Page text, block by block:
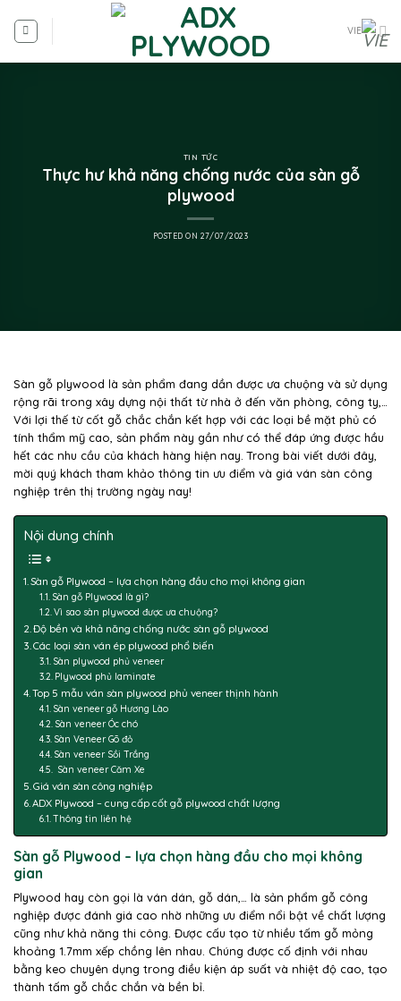
VIE
TIN TỨC
Thực hư khả năng chống nước của sàn gỗ
plywood
POSTED ON 27/07/2023
Sàn gỗ plywood là sản phẩm đang dần được ưa chuộng và sử dụng
rộng rãi trong xây dựng nội thất từ nhà ở đến văn phòng, công ty,…
Với lợi thế từ cốt gỗ chắc chắn kết hợp với các loại bề mặt phủ có
tính thẩm mỹ cao, sản phẩm này gần như có thể đáp ứng được hầu
hết các nhu cầu của khách hàng hiện nay. Trong bài viết dưới đây,
mời quý khách tham khảo thông tin ưu điểm và giá ván sàn công
nghiệp trên thị trường ngày nay!
Nội dung chính
Sàn gỗ Plywood – lựa chọn hàng đầu cho mọi không gian
Sàn gỗ Plywood là gì?
Vì sao sàn plywood được ưa chuộng?
Độ bền và khả năng chống nước sàn gỗ plywood
Các loại sàn ván ép plywood phổ biến
Sàn plywood phủ veneer
Plywood phủ laminate
Top 5 mẫu ván sàn plywood phủ veneer thịnh hành
Sàn veneer gỗ Hương Lào
Sàn veneer Óc chó
Sàn Veneer Gõ đỏ
Sàn veneer Sồi Trắng
Sàn veneer Căm Xe
Giá ván sàn công nghiệp
ADX Plywood – cung cấp cốt gỗ plywood chất lượng
Thông tin liên hệ
Sàn gỗ Plywood – lựa chọn hàng đầu cho mọi không
gian
Plywood hay còn gọi là ván dán, gỗ dán,… là sản phẩm gỗ công
nghiệp được đánh giá cao nhờ những ưu điểm nổi bật về chất lượng
cũng như khả năng thi công. Được cấu tạo từ nhiều tấm gỗ mỏng
khoảng 1.7mm xếp chồng lên nhau. Chúng được cố định với nhau
bằng keo chuyên dụng trong điều kiện áp suất và nhiệt độ cao, tạo
thành tấm gỗ chắc chắn và bền bỉ.